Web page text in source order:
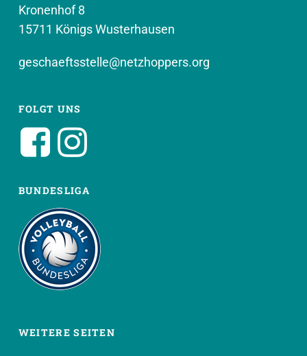
Kronenhof 8
15711 Königs Wusterhausen
geschaeftsstelle@netzhoppers.org
FOLGT UNS
BUNDESLIGA
WEITERE SEITEN